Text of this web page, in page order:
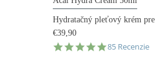
Hydratačný pleťový krém
€39,90
4.9
85 Recenzie